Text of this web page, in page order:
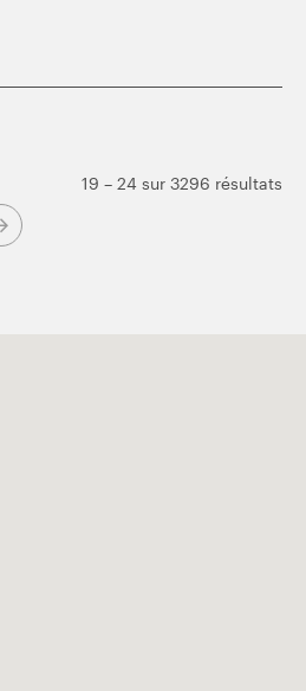
Page suivante
19 – 24 sur 3296 résultats